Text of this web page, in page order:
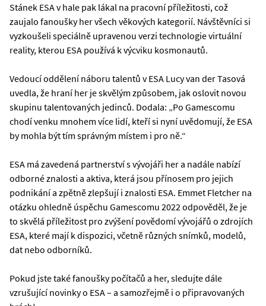
Stánek ESA v hale pak lákal na pracovní příležitosti, což
zaujalo fanoušky her všech věkových kategorií. Návštěvníci si
vyzkoušeli speciálně upravenou verzi technologie virtuální
reality, kterou ESA používá k výcviku kosmonautů.
Vedoucí oddělení náboru talentů v ESA Lucy van der Tasová
uvedla, že hraní her je skvělým způsobem, jak oslovit novou
skupinu talentovaných jedinců. Dodala: „Po Gamescomu
chodí venku mnohem více lidí, kteří si nyní uvědomují, že ESA
by mohla být tím správným místem i pro ně.“
ESA má zavedená partnerství s vývojáři her a nadále nabízí
odborné znalosti a aktiva, která jsou přínosem pro jejich
podnikání a zpětně zlepšují i znalosti ESA. Emmet Fletcher na
otázku ohledně úspěchu Gamescomu 2022 odpověděl, že je
to skvělá příležitost pro zvýšení povědomí vývojářů o zdrojích
ESA, které mají k dispozici, včetně různých snímků, modelů,
dat nebo odborníků.
Pokud jste také fanoušky počítačů a her, sledujte dále
vzrušující novinky o ESA – a samozřejmě i o připravovaných